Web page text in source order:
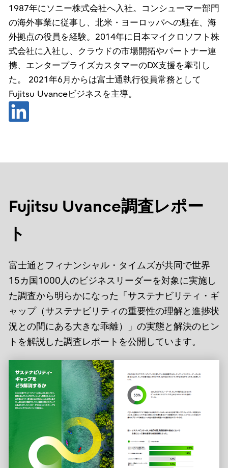
1987年にソニー株式会社へ入社。コンシューマー部門
の海外事業に従事し、北米・ヨーロッパへの駐在、海
外拠点の役員を経験。2014年に日本マイクロソフト株
式会社に入社し、クラウドの市場開拓やパートナー連
携、エンタープライズカスタマーのDX支援を牽引し
た。 2021年6月からは富士通執行役員常務として
Fujitsu Uvanceビジネスを主導。
Fujitsu Uvance調査レポー
ト
富士通とフィナンシャル・タイムズが共同で世界
15カ国1000人のビジネスリーダーを対象に実施し
た調査から明らかになった「サステナビリティ・ギ
ャップ（サステナビリティの重要性の理解と進捗状
況との間にある大きな乖離）」の実態と解決のヒン
トを解説した調査レポートを公開しています。